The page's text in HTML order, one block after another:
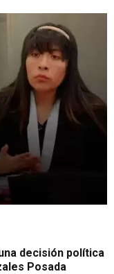
decisión política
Posada